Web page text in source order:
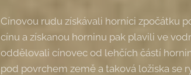
Cínovou rudu získávali horníci zpočátku
cínu a získanou horninu pak plavili ve
oddělovali cínovec od lehčích částí
pod povrchem země a taková ložiska se